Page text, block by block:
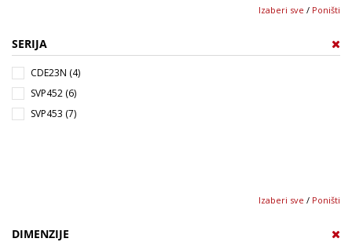
Izaberi sve / Poništi
SERIJA
CDE23N (4)
SVP452 (6)
SVP453 (7)
Izaberi sve / Poništi
DIMENZIJE